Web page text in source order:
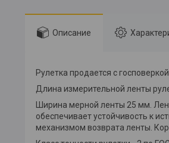
Описание
Рулетка продается с госповеркой.
Длина измерительной ленты
Ширина мерной ленты 25 мм.
обеспечивает устойчивость к
механизмом возврата ленты.